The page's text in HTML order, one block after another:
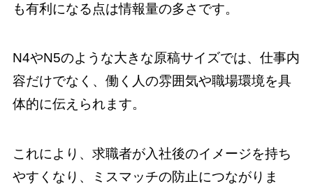
も有利になる点は情報量の多さです。
N4やN5のような大きな原稿サイズでは、仕事内
容だけでなく、働く人の雰囲気や職場環境を具
体的に伝えられます。
これにより、求職者が入社後のイメージを持ち
やすくなり、ミスマッチの防止につながりま